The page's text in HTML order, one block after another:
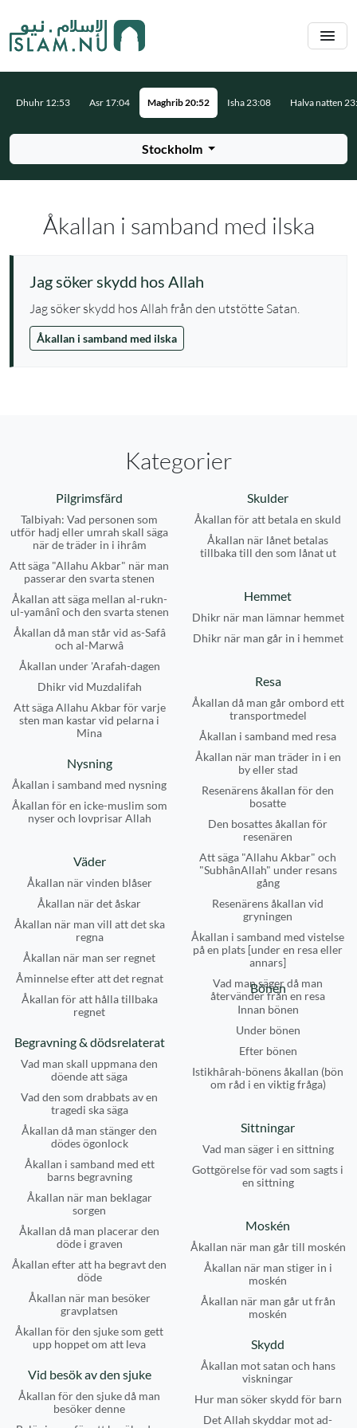
Stockholm
Dhuhr 12:53 Asr 17:04 Maghrib 20:52 Isha 23:08 Halva natten
Åkallan i samband med ilska
Jag söker skydd hos Allah
Jag söker skydd hos Allah från den utstötte Satan.
Åkallan i samband med ilska
Kategorier
Pilgrimsfärd
Talbiyah: Vad personen som
utför hadj eller umrah skall säga
när de träder in i ihrâm
Att säga "Allahu Akbar" när man
passerar den svarta stenen
Åkallan att säga mellan al-rukn-
ul-yamânî och den svarta stenen
Åkallan då man står vid as-Safâ
och al-Marwâ
Åkallan under 'Arafah-dagen
Dhikr vid Muzdalifah
Att säga Allahu Akbar för varje
sten man kastar vid pelarna i
Mina
Skulder
Åkallan för att betala en skuld
Åkallan när lånet betalas
tillbaka till den som lånat ut
Hemmet
Dhikr när man lämnar hemmet
Dhikr när man går in i hemmet
Resa
Åkallan då man går ombord ett
transportmedel
Åkallan i samband med resa
Åkallan när man träder in i en
by eller stad
Resenärens åkallan för den
bosatte
Den bosattes åkallan för
resenären
Att säga "Allahu Akbar" och
"SubhânAllah" under resans
gång
Resenärens åkallan vid
gryningen
Åkallan i samband med vistelse
på en plats [under en resa eller
annars]
Vad man säger då man
återvänder från en resa
Nysning
Åkallan i samband med nysning
Åkallan för en icke-muslim som
nyser och lovprisar Allah
Väder
Åkallan när vinden blåser
Åkallan när det åskar
Åkallan när man vill att det ska
regna
Åkallan när man ser regnet
Åminnelse efter att det regnat
Åkallan för att hålla tillbaka
regnet
Bönen
Innan bönen
Under bönen
Efter bönen
Istikhârah-bönens åkallan (bön
om råd i en viktig fråga)
Begravning & dödsrelaterat
Vad man skall uppmana den
döende att säga
Vad den som drabbats av en
tragedi ska säga
Åkallan då man stänger den
dödes ögonlock
Åkallan i samband med ett
barns begravning
Åkallan när man beklagar
sorgen
Åkallan då man placerar den
döde i graven
Åkallan efter att ha begravt den
döde
Åkallan när man besöker
gravplatsen
Åkallan för den sjuke som gett
upp hoppet om att leva
Sittningar
Vad man säger i en sittning
Gottgörelse för vad som sagts i
en sittning
Moskén
Åkallan när man går till moskén
Åkallan när man stiger in i
moskén
Åkallan när man går ut från
moskén
Skydd
Åkallan mot satan och hans
viskningar
Hur man söker skydd för barn
Det Allah skyddar mot ad-
Vid besök av den sjuke
Åkallan för den sjuke då man
besöker denne